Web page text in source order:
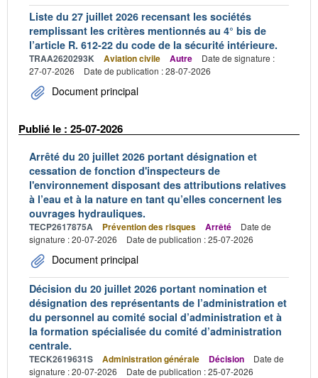
Liste du 27 juillet 2026 recensant les sociétés
remplissant les critères mentionnés au 4° bis de
l’article R. 612-22 du code de la sécurité intérieure.
TRAA2620293K Aviation civile Autre
Date de signature :
27-07-2026
Date de publication : 28-07-2026
Document principal
Publié le : 25-07-2026
Arrêté du 20 juillet 2026 portant désignation et
cessation de fonction d'inspecteurs de
l'environnement disposant des attributions relatives
à l’eau et à la nature en tant qu’elles concernent les
ouvrages hydrauliques.
TECP2617875A Prévention des risques Arrêté
Date de
signature : 20-07-2026
Date de publication : 25-07-2026
Document principal
Décision du 20 juillet 2026 portant nomination et
désignation des représentants de l’administration et
du personnel au comité social d’administration et à
la formation spécialisée du comité d’administration
centrale.
TECK2619631S Administration générale Décision
Date de
signature : 20-07-2026
Date de publication : 25-07-2026